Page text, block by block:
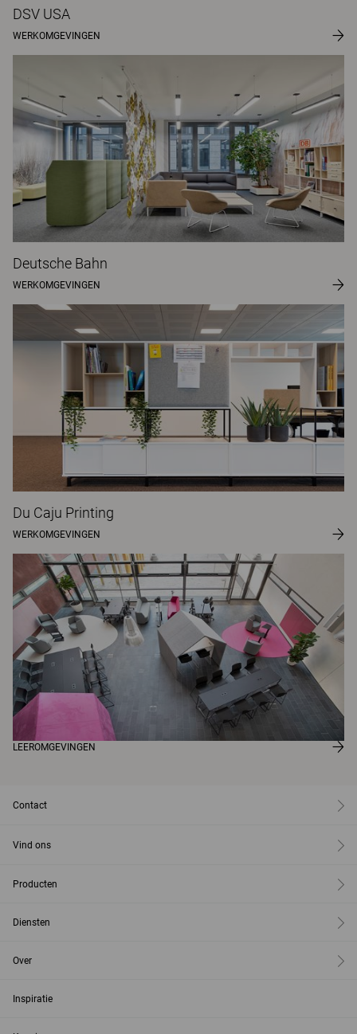
DSV USA
WERKOMGEVINGEN
Deutsche Bahn
WERKOMGEVINGEN
Du Caju Printing
WERKOMGEVINGEN
LEEROMGEVINGEN
Contact
Vind ons
Producten
Diensten
Over
Inspiratie